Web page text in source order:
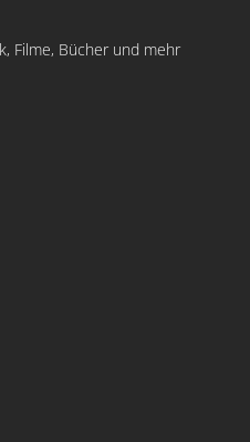
Filme, Bücher und mehr